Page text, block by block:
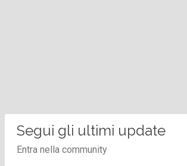
Segui gli ultimi update
Entra nella community